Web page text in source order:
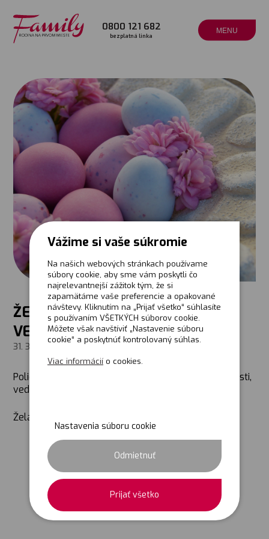
Vážime si vaše súkromie
Na našich webových stránkach používame
súbory cookie, aby sme vám poskytli čo
najrelevantnejší zážitok tým, že si
zapamätáme vaše preferencie a opakované
návštevy. Kliknutím na „Prijať všetko“ súhlasíte
s používaním VŠETKÝCH súborov cookie.
Môžete však navštíviť „Nastavenie súboru
cookie“ a poskytnúť kontrolovaný súhlas.
Viac informácií o cookies.
Nastavenia súboru cookie
Odmietnuť
Prijať všetko
0800 121 682
bezplatná linka
MENU
ŽELÁME VÁM KRÁSNE PREŽITIE
VEĽKONOČNÝCH SVIATKOV
31. 3. 2021
Polievame vás vedrom plným zdravia, vedrom radosti,
vedrom šťastia a vedrom pohody.
Želáme vám krásne prežitie Veľkonočných sviatkov.